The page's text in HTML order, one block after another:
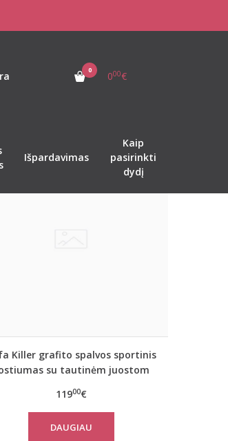
0 000€
Išpardavimas
Kaip
pasirinkti
dydį
Killer grafito spalvos sportinis
su tautinėm juostom
11900€
DAUGIAU